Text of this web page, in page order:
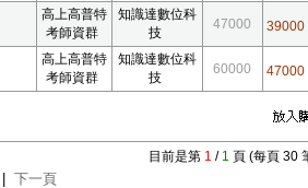
高上高普特
考師資群
知識達數位科
技
47000 39000
高上高普特
考師資群
知識達數位科
技
60000 47000
目前是第 1 / 1 頁 (每頁 30
下一頁